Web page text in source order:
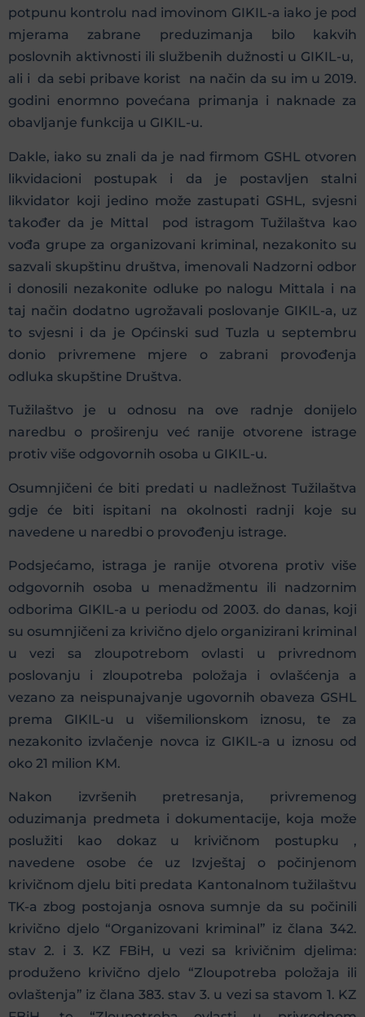
potpunu kontrolu nad imovinom GIKIL-a iako je pod
mjerama zabrane preduzimanja bilo kakvih
poslovnih aktivnosti ili službenih dužnosti u GIKIL-u,
ali i da sebi pribave korist na način da su im u 2019.
godini enormno povećana primanja i naknade za
obavljanje funkcija u GIKIL-u.
Dakle, iako su znali da je nad firmom GSHL otvoren
likvidacioni postupak i da je postavljen stalni
likvidator koji jedino može zastupati GSHL, svjesni
također da je Mittal pod istragom Tužilaštva kao
vođa grupe za organizovani kriminal, nezakonito su
sazvali skupštinu društva, imenovali Nadzorni odbor
i donosili nezakonite odluke po nalogu Mittala i na
taj način dodatno ugrožavali poslovanje GIKIL-a, uz
to svjesni i da je Općinski sud Tuzla u septembru
donio privremene mjere o zabrani provođenja
odluka skupštine Društva.
Tužilaštvo je u odnosu na ove radnje donijelo
naredbu o proširenju već ranije otvorene istrage
protiv više odgovornih osoba u GIKIL-u.
Osumnjičeni će biti predati u nadležnost Tužilaštva
gdje će biti ispitani na okolnosti radnji koje su
navedene u naredbi o provođenju istrage.
Podsjećamo, istraga je ranije otvorena protiv više
odgovornih osoba u menadžmentu ili nadzornim
odborima GIKIL-a u periodu od 2003. do danas, koji
su osumnjičeni za krivično djelo organizirani kriminal
u vezi sa zloupotrebom ovlasti u privrednom
poslovanju i zloupotreba položaja i ovlašćenja a
vezano za neispunajvanje ugovornih obaveza GSHL
prema GIKIL-u u višemilionskom iznosu, te za
nezakonito izvlačenje novca iz GIKIL-a u iznosu od
oko 21 milion KM.
Nakon izvršenih pretresanja, privremenog
oduzimanja predmeta i dokumentacije, koja može
poslužiti kao dokaz u krivičnom postupku ,
navedene osobe će uz Izvještaj o počinjenom
krivičnom djelu biti predata Kantonalnom tužilaštvu
TK-a zbog postojanja osnova sumnje da su počinili
krivično djelo “Organizovani kriminal” iz člana 342.
stav 2. i 3. KZ FBiH, u vezi sa krivičnim djelima:
produženo krivično djelo “Zloupotreba položaja ili
ovlaštenja” iz člana 383. stav 3. u vezi sa stavom 1. KZ